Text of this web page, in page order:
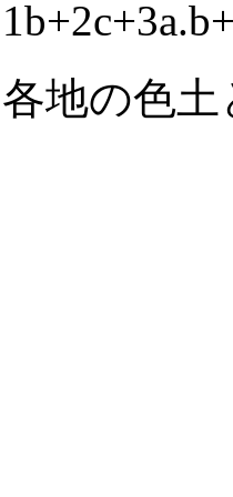
各地の色